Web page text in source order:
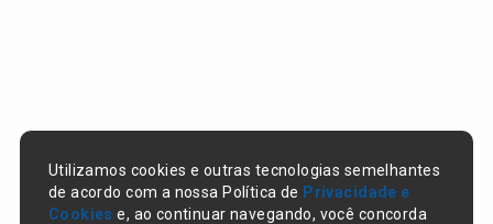
Utilizamos cookies e outras tecnologias semelhantes
de acordo com a nossa Política de Privacidade e
Cookies e, ao continuar navegando, você concorda